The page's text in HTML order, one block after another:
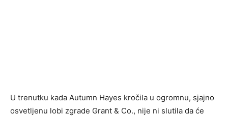
U trenutku kada Autumn Hayes kročila u ogromnu, sjajno
osvetljenu lobi zgrade Grant & Co., nije ni slutila da će